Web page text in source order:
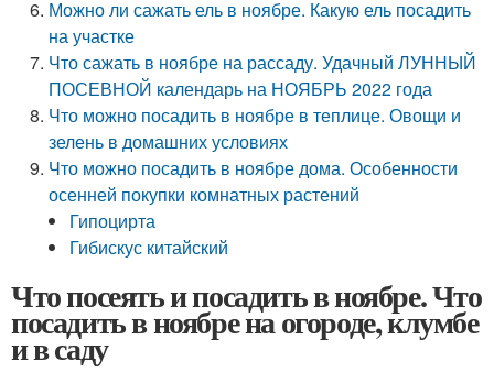
Можно ли сажать ель в ноябре. Какую ель посадить
на участке
Что сажать в ноябре на рассаду. Удачный ЛУННЫЙ
ПОСЕВНОЙ календарь на НОЯБРЬ 2022 года
Что можно посадить в ноябре в теплице. Овощи и
зелень в домашних условиях
Что можно посадить в ноябре дома. Особенности
осенней покупки комнатных растений
Гипоцирта
Гибискус китайский
Что посеять и посадить в ноябре. Что
посадить в ноябре на огороде, клумбе
и в саду